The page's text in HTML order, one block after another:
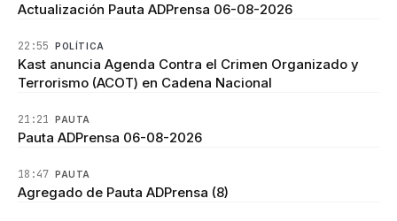
Actualización Pauta ADPrensa 06-08-2026
22:55 POLÍTICA
Kast anuncia Agenda Contra el Crimen Organizado y
Terrorismo (ACOT) en Cadena Nacional
21:21 PAUTA
Pauta ADPrensa 06-08-2026
18:47 PAUTA
Agregado de Pauta ADPrensa (8)